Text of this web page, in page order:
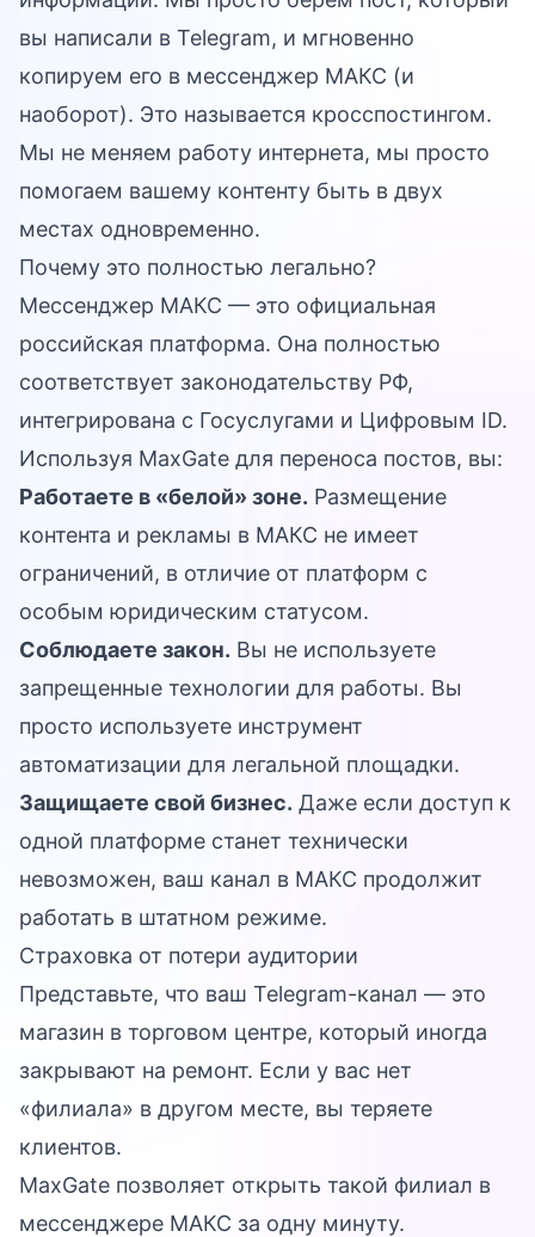
вы написали в Telegram, и мгновенно
копируем его в мессенджер МАКС (и
наоборот). Это называется кросспостингом.
Мы не меняем работу интернета, мы просто
помогаем вашему контенту быть в двух
местах одновременно.
Почему это полностью легально?
Мессенджер МАКС — это официальная
российская платформа. Она полностью
соответствует законодательству РФ,
интегрирована с Госуслугами и Цифровым ID.
Используя MaxGate для переноса постов, вы:
Работаете в «белой» зоне. Размещение
контента и рекламы в МАКС не имеет
ограничений, в отличие от платформ с
особым юридическим статусом.
Соблюдаете закон. Вы не используете
запрещенные технологии для работы. Вы
просто используете инструмент
автоматизации для легальной площадки.
Защищаете свой бизнес. Даже если доступ к
одной платформе станет технически
невозможен, ваш канал в МАКС продолжит
работать в штатном режиме.
Страховка от потери аудитории
Представьте, что ваш Telegram-канал — это
магазин в торговом центре, который иногда
закрывают на ремонт. Если у вас нет
«филиала» в другом месте, вы теряете
клиентов.
MaxGate позволяет открыть такой филиал в
мессенджере МАКС за одну минуту.